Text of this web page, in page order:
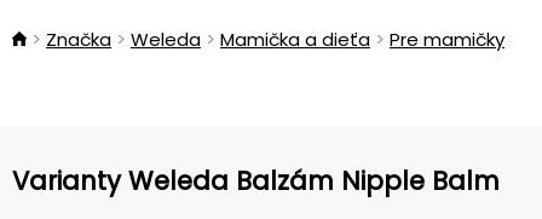
Značka Weleda Mamička a dieťa Pre mamičky
Varianty Weleda Balzám Nipple Balm